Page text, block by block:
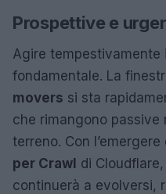
Prospettive e
Agire tempestivamente
fondamentale. La
movers si sta
che rimangono passive
terreno. Con
per Crawl di
continuerà a evolversi,